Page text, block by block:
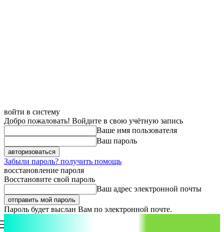
войти в систему
Добро пожаловать! Войдите в свою учётную запись
Ваше имя пользователя
Ваш пароль
Забыли пароль? получить помощь
восстановление пароля
Восстановите свой пароль
Ваш адрес электронной почты
Пароль будет выслан Вам по электронной почте.